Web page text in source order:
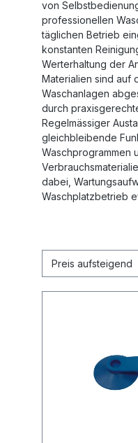
von
professionellen
täglichen Betrieb
konstanten
Werterhaltung der
Materialien sind auf
Waschanlagen
durch
Regelmässiger
gleichbleibende
Waschprogrammen
dabei,
Waschplatzbetrieb